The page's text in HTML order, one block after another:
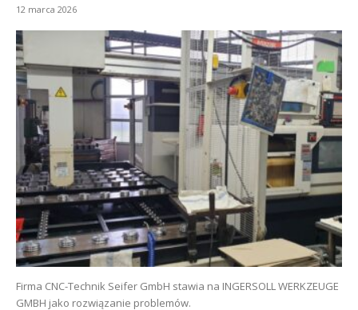
12 marca 2026
Firma CNC-Technik Seifer GmbH stawia na INGERSOLL WERKZEUGE
GMBH jako rozwiązanie problemów.